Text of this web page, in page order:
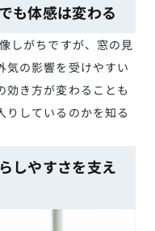
も体感は変わる
しがちですが、窓の見
気の影響を受けやすい
効き方が変わることも
りしているのかを知る
しやすさを支え